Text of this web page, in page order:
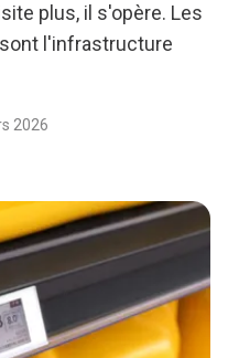
plus, il s'opère. Les
l'infrastructure
2026